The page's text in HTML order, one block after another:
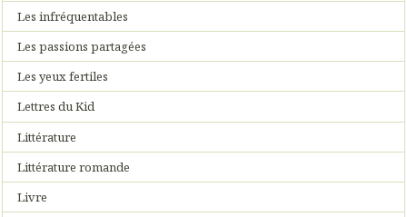
Les infréquentables
Les passions partagées
Les yeux fertiles
Lettres du Kid
Littérature
Littérature romande
Livre